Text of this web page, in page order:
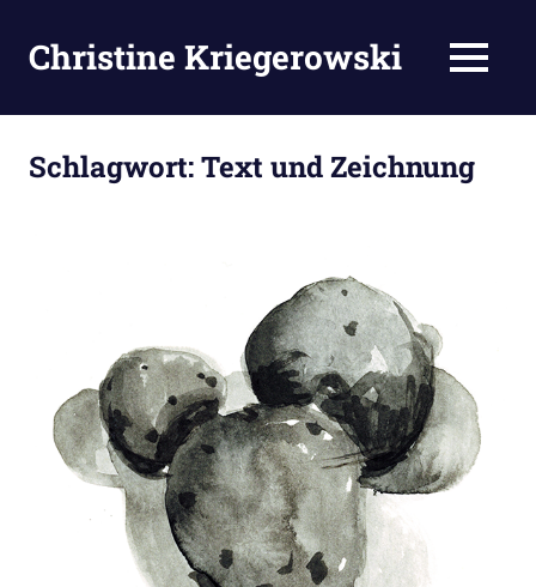
Inhalt
springen
Christine Kriegerowski MENÜ
Schlagwort:Text und Zeichnung